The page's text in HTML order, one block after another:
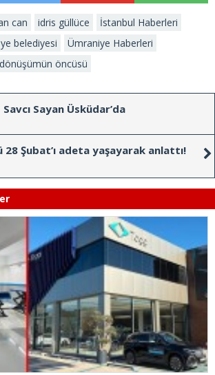
can idris güllüce
İstanbul Haberleri
belediyesi
Ümraniye Haberleri
öncüsü
Savcı Sayan Üsküdar’da
28 Şubat’ı adeta yaşayarak anlattı!